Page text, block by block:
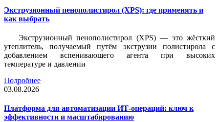
Экструзионный пенополистирол (XPS): где применять и
как выбрать
Экструзионный пенополистирол (XPS) — это жёсткий
утеплитель, получаемый путём экструзии полистирола с
добавлением вспенивающего агента при высоких
температуре и давлении
Подробнее
03.08.2026
Платформа для автоматизации ИТ-операций: ключ к
эффективности и масштабированию